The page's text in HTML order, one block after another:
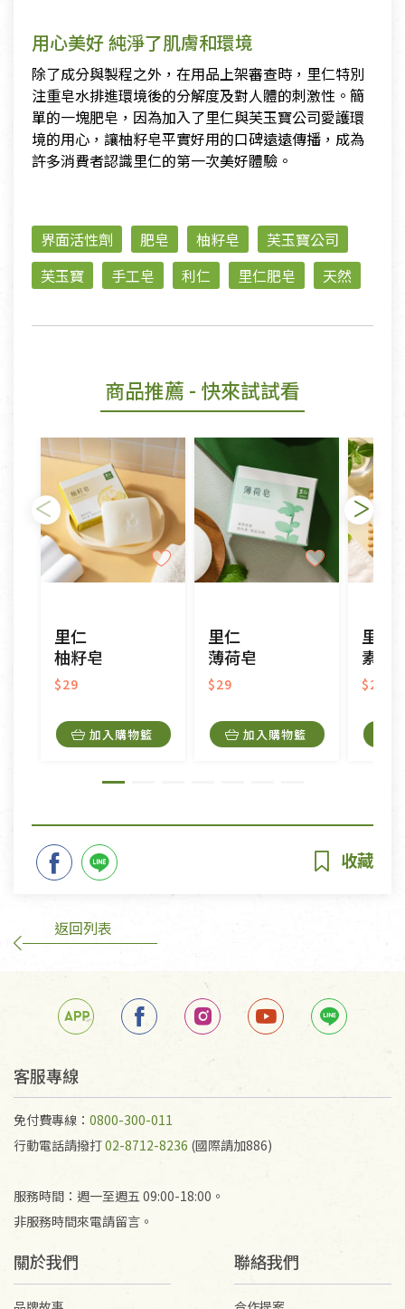
用心美好 純淨了肌膚和環境
除了成分與製程之外，在用品上架審查時，里仁特別
注重皂水排進環境後的分解度及對人體的刺激性。簡
單的一塊肥皂，因為加入了里仁與芙玉寶公司愛護環
境的用心，讓柚籽皂平實好用的口碑遠遠傳播，成為
許多消費者認識里仁的第一次美好體驗。
界面活性劑 肥皂 柚籽皂
芙玉寶公司
芙玉寶
手工皂 利仁 里仁肥皂 天然
商品推薦 - 快來試試看
里仁
柚籽皂
$29
加入購物籃
里仁
薄荷皂
$29
加入購物籃
里仁
素皂
$29
返回列表
客服專線
免付費專線： 0800-300-011
行動電話請撥打02-8712-8236 (國際請加886)
服務時間：週一至週五 09:00-18:00。
非服務時間來電請留言。
關於我們 聯絡我們